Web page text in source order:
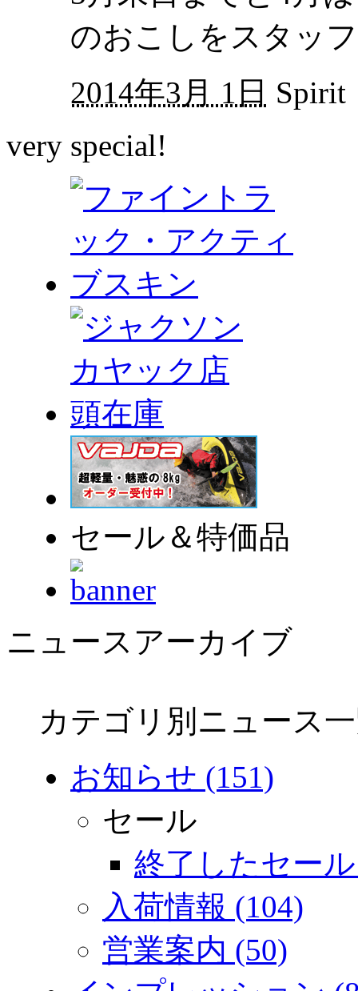
のおこしをスタッ
2014年3月 1日 Spirit
very special!
セール＆特価品
ニュースアーカイブ
カテゴリ別ニュース
お知らせ (151)
セール
終了したセー
入荷情報 (104)
営業案内 (50)